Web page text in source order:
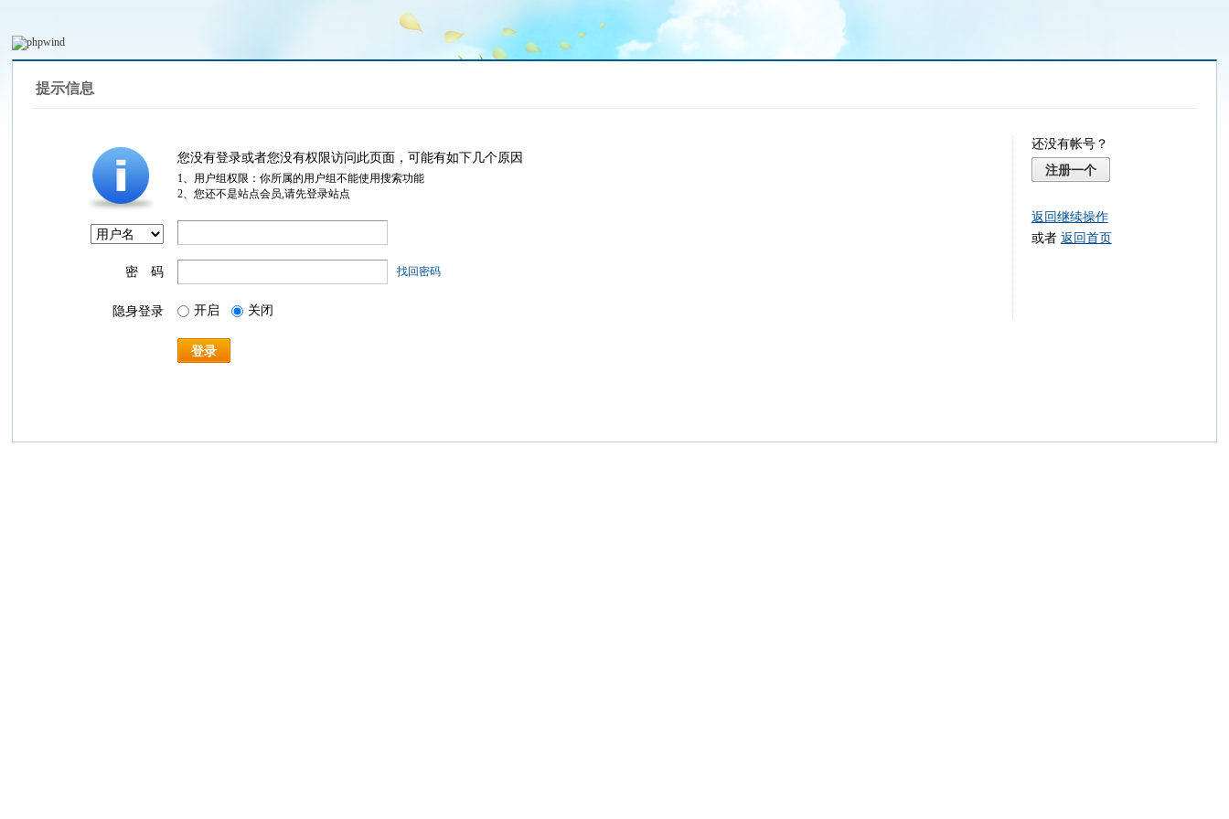
提示信息
您没有登录或者您没有权限访问此页面，可能有如下几个原因
1、用户组权限：你所属的用户组不能使用搜索功能
2、您还不是站点会员,请先登录站点
密 码 找回密码
隐身登录 开启 关闭
登录
还没有帐号？
注册一个
返回继续操作
或者 返回首页